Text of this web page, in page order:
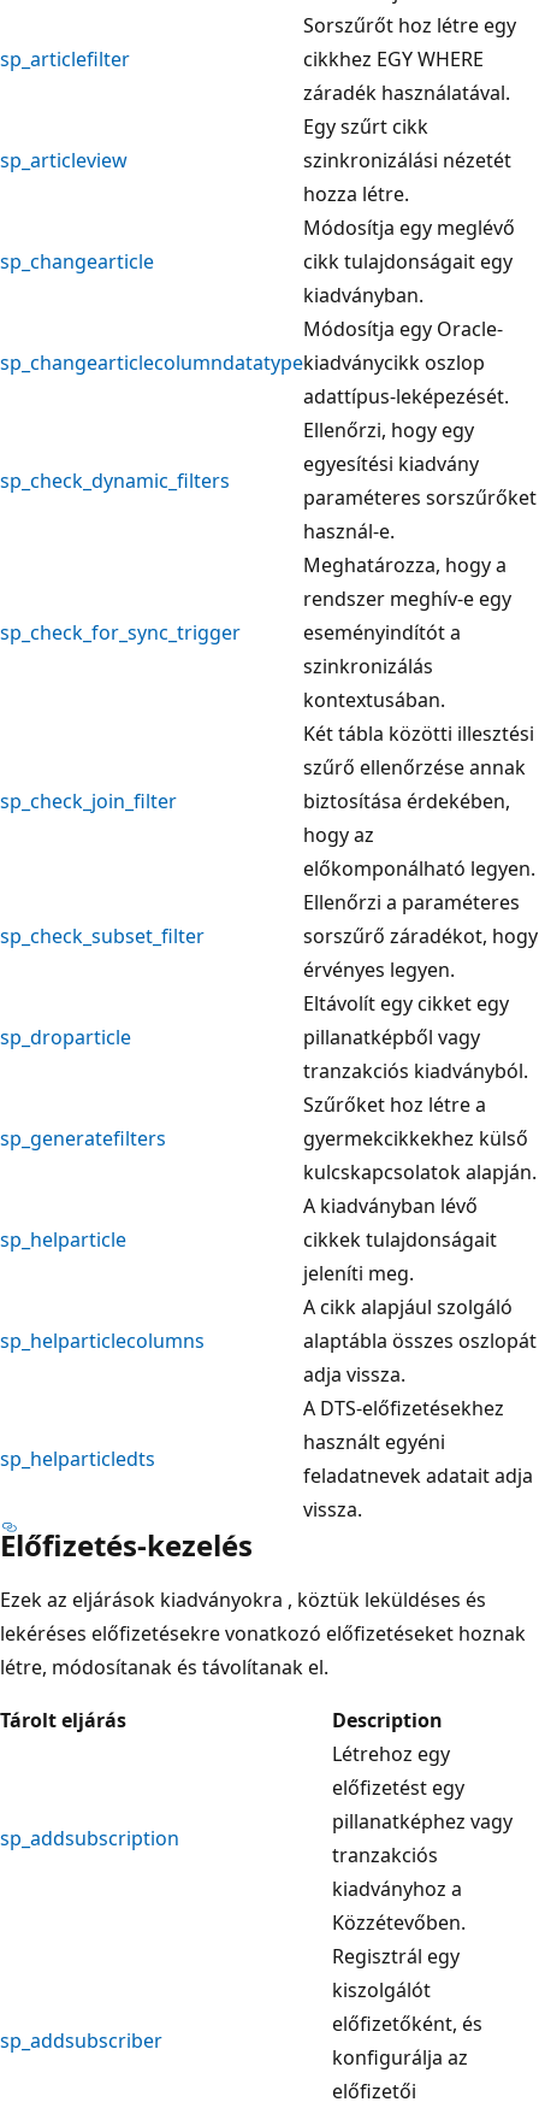
sp_articlefilter
Sorszűrőt hoz létre egy
cikkhez EGY WHERE
záradék használatával.
sp_articleview
Egy szűrt cikk
szinkronizálási nézetét
hozza létre.
sp_changearticle
Módosítja egy meglévő
cikk tulajdonságait egy
kiadványban.
sp_changearticlecolumndatatype
Módosítja egy Oracle-
kiadványcikk oszlop
adattípus-leképezését.
sp_check_dynamic_filters
Ellenőrzi, hogy egy
egyesítési kiadvány
paraméteres sorszűrőket
használ-e.
sp_check_for_sync_trigger
Meghatározza, hogy a
rendszer meghív-e egy
eseményindítót a
szinkronizálás
kontextusában.
sp_check_join_filter
Két tábla közötti illesztési
szűrő ellenőrzése annak
biztosítása érdekében,
hogy az
előkomponálható legyen.
sp_check_subset_filter
Ellenőrzi a paraméteres
sorszűrő záradékot, hogy
érvényes legyen.
sp_droparticle
Eltávolít egy cikket egy
pillanatképből vagy
tranzakciós kiadványból.
sp_generatefilters
Szűrőket hoz létre a
gyermekcikkekhez külső
kulcskapcsolatok alapján.
sp_helparticle
A kiadványban lévő
cikkek tulajdonságait
jeleníti meg.
sp_helparticlecolumns
A cikk alapjául szolgáló
alaptábla összes oszlopát
adja vissza.
sp_helparticledts
A DTS-előfizetésekhez
használt egyéni
feladatnevek adatait adja
vissza.
Előfizetés-kezelés
Ezek az eljárások kiadványokra , köztük leküldéses és
lekéréses előfizetésekre vonatkozó előfizetéseket hoznak
létre, módosítanak és távolítanak el.
Tárolt eljárás
Description
sp_addsubscription
Létrehoz egy
előfizetést egy
pillanatképhez vagy
tranzakciós
kiadványhoz a
Közzétevőben.
sp_addsubscriber
Regisztrál egy
kiszolgálót
előfizetőként, és
konfigurálja az
előfizetői